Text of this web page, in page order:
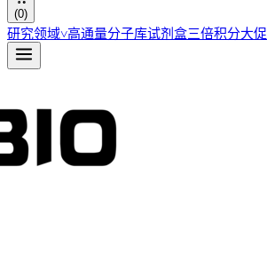
(0)
研究领域˅高通量分子库试剂盒三倍积分大促